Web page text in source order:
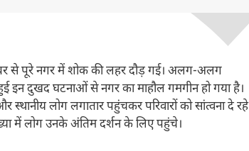
से पूरे नगर में शोक की लहर दौड़ गई। अलग-अलग
हुई इन दुखद घटनाओं से नगर का माहौल गमगीन हो गया है।
स्थानीय लोग लगातार पहुंचकर परिवारों को सांत्वना दे रहे
में लोग उनके अंतिम दर्शन के लिए पहुंचे।